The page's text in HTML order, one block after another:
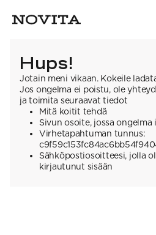
Hups!
Jotain meni vikaan. Kokeile
Jos ongelma ei poistu, ole
ja toimita seuraavat tiedot
Mitä koitit tehdä
Sivun osoite, jossa ongelma
Virhetapahtuman tunnus:
Sähköpostiosoitteesi, jolla
kirjautunut sisään